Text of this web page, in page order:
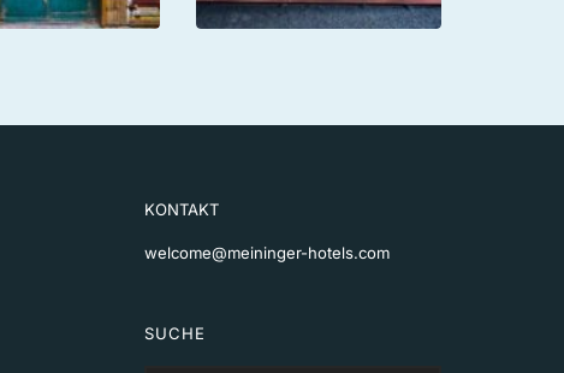
KONTAKT
welcome@meininger-hotels.com
SUCHE